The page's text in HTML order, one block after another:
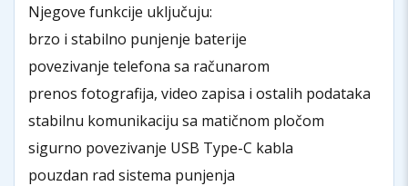
Njegove funkcije uključuju:
brzo i stabilno punjenje baterije
povezivanje telefona sa računarom
prenos fotografija, video zapisa i ostalih podataka
stabilnu komunikaciju sa matičnom pločom
sigurno povezivanje USB Type-C kabla
pouzdan rad sistema punjenja